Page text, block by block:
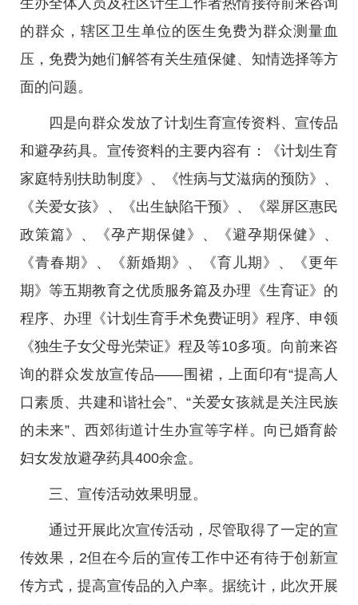
生办全体人员及社区计生工作者热情接待前来咨询
的群众，辖区卫生单位的医生免费为群众测量血
压，免费为她们解答有关生殖保健、知情选择等方
面的问题。
四是向群众发放了计划生育宣传资料、宣传品
和避孕药具。宣传资料的主要内容有：《计划生育
家庭特别扶助制度》、《性病与艾滋病的预防》、
《关爱女孩》、《出生缺陷干预》、《翠屏区惠民
政策篇》、《孕产期保健》、《避孕期保健》、
《青春期》、《新婚期》、《育儿期》、《更年
期》等五期教育之优质服务篇及办理《生育证》的
程序、办理《计划生育手术免费证明》程序、申领
《独生子女父母光荣证》程及等10多项。向前来咨
询的群众发放宣传品——围裙，上面印有“提高人
口素质、共建和谐社会”、“关爱女孩就是关注民族
的未来”、西郊街道计生办宣等字样。向已婚育龄
妇女发放避孕药具400余盒。
三、宣传活动效果明显。
通过开展此次宣传活动，尽管取得了一定的宣
传效果，2但在今后的宣传工作中还有待于创新宣
传方式，提高宣传品的入户率。据统计，此次开展